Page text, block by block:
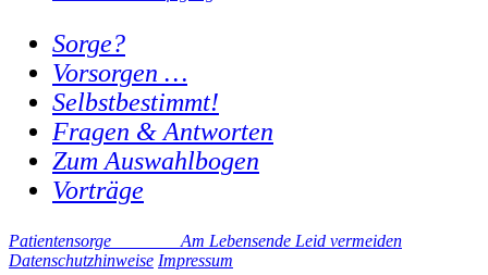
Sorge?
Vorsorgen …
Selbstbestimmt!
Fragen & Antworten
Zum Auswahlbogen
Vorträge
Patientensorge Am Lebensende Leid vermeiden
Datenschutz­­­hinweise Impressum